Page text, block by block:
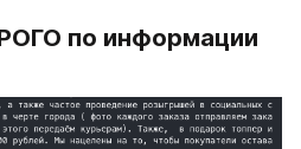
по информации